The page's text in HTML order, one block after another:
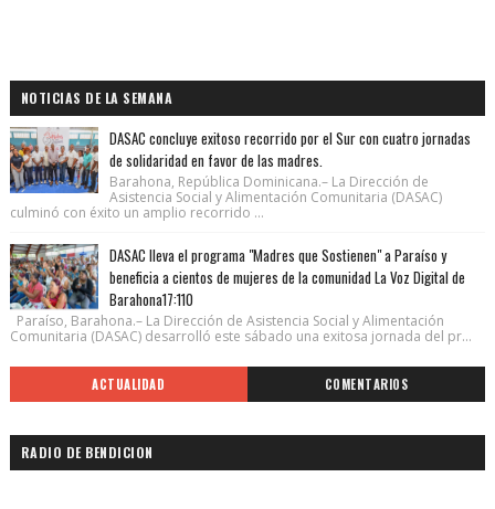
NOTICIAS DE LA SEMANA
DASAC concluye exitoso recorrido por el Sur con cuatro jornadas
de solidaridad en favor de las madres.
Barahona, República Dominicana.– La Dirección de
Asistencia Social y Alimentación Comunitaria (DASAC)
culminó con éxito un amplio recorrido ...
DASAC lleva el programa "Madres que Sostienen" a Paraíso y
beneficia a cientos de mujeres de la comunidad La Voz Digital de
Barahona17:110
Paraíso, Barahona.– La Dirección de Asistencia Social y Alimentación
Comunitaria (DASAC) desarrolló este sábado una exitosa jornada del pr...
ACTUALIDAD COMENTARIOS
RADIO DE BENDICION